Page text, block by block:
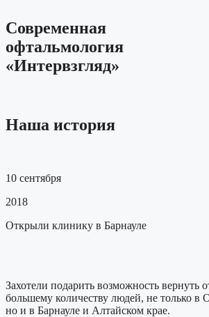
Современная
офтальмология
«Интервзгляд»
Наша история
10 сентября
2018
Открыли клинику в Барнауле
Захотели подарить возможность вернуть
большему количеству людей, не только в
но и в Барнауле и Алтайском крае.